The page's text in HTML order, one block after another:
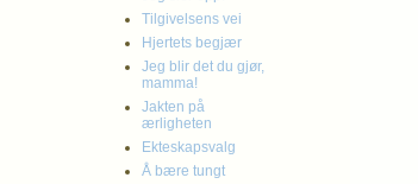
Tilgivelsens vei
Hjertets begjær
Jeg blir det du gjør,
mamma!
Jakten på
ærligheten
Ekteskapsvalg
Å bære tungt